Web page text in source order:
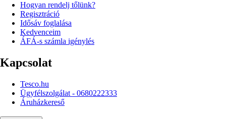
Hogyan rendelj tőlünk?
Regisztráció
Idősáv foglalása
Kedvenceim
ÁFÁ-s számla igénylés
Kapcsolat
Tesco.hu
Ügyfélszolgálat - 0680222333
Áruházkereső